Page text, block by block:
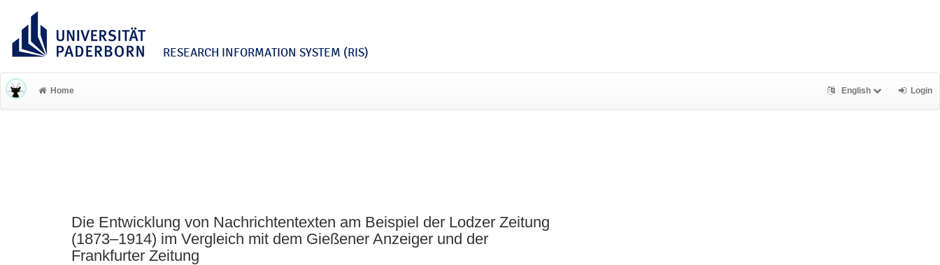
RESEARCH INFORMATION SYSTEM (RIS)
Home English Login
Die Entwicklung von Nachrichtentexten am Beispiel der Lodzer Zeitung
(1873–1914) im Vergleich mit dem Gießener Anzeiger und der
Frankfurter Zeitung